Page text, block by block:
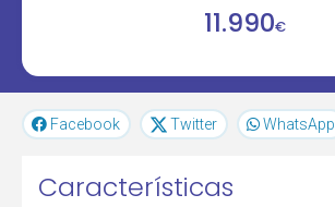
11.990€
Facebook Twitter WhatsApp
Características